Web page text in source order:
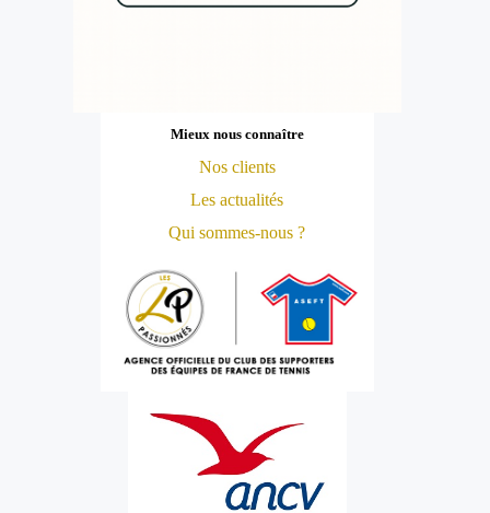
Mieux nous connaître
Nos clients
Les actualités
Qui sommes-nous ?